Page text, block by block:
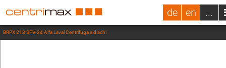
de en ...
BRPX 213 SFV-34 Alfa Laval Centrifuga a dischi